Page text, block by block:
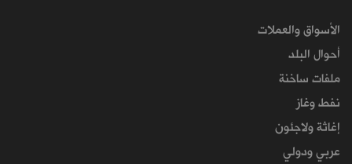
الأسواق والعملات
أحوال البلد
ملفات ساخنة
نفط وغاز
إغاثة ولاجئون
عربي ودولي